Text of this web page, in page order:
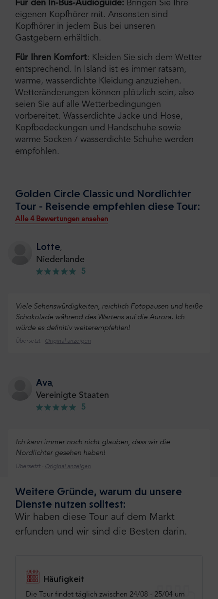
Für den In-Bus-Audioguide: Bringen Sie Ihre
eigenen Kopfhörer mit. Ansonsten sind
Kopfhörer in jedem Bus bei unseren
Gastgebern erhältlich.
Für Ihren Komfort: Kleiden Sie sich dem Wetter
entsprechend. In Island ist es immer ratsam,
warme, wasserdichte Kleidung anzuziehen.
Wetteränderungen können plötzlich sein, also
seien Sie auf alle Wetterbedingungen
vorbereitet. Wasserdichte Jacke und Hose,
Kopfbedeckungen und Handschuhe sowie
warme Socken / wasserdichte Schuhe werden
empfohlen.
Golden Circle Classic und Nordlichter
Tour - Reisende empfehlen diese Tour:
Alle 4 Bewertungen ansehen
Lotte,
Niederlande
5
Viele Sehenswürdigkeiten, reichlich Fotopausen und heiße
Schokolade während des Wartens auf die Aurora. Ich
würde es definitiv weiterempfehlen!
Übersetzt · Original anzeigen
Ava,
Vereinigte Staaten
5
Ich kann immer noch nicht glauben, dass wir die
Nordlichter gesehen haben!
Übersetzt · Original anzeigen
Sean,
Irland
5
Unser Guide war so kenntnisreich und lustig. Mit
atemberaubenden Ausblicken war die Reise unvergesslich
Übersetzt · Original anzeigen
Weitere Gründe, warum du unsere
Dienste nutzen solltest:
Wir haben diese Tour auf dem Markt
erfunden und wir sind die Besten darin.
Häufigkeit
Die Tour findet täglich zwischen 24/08 - 25/04 um